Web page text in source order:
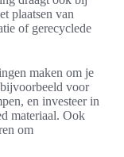
plaatsen van
of gerecyclede
maken om je
voor
en investeer in
materiaal. Ook
om